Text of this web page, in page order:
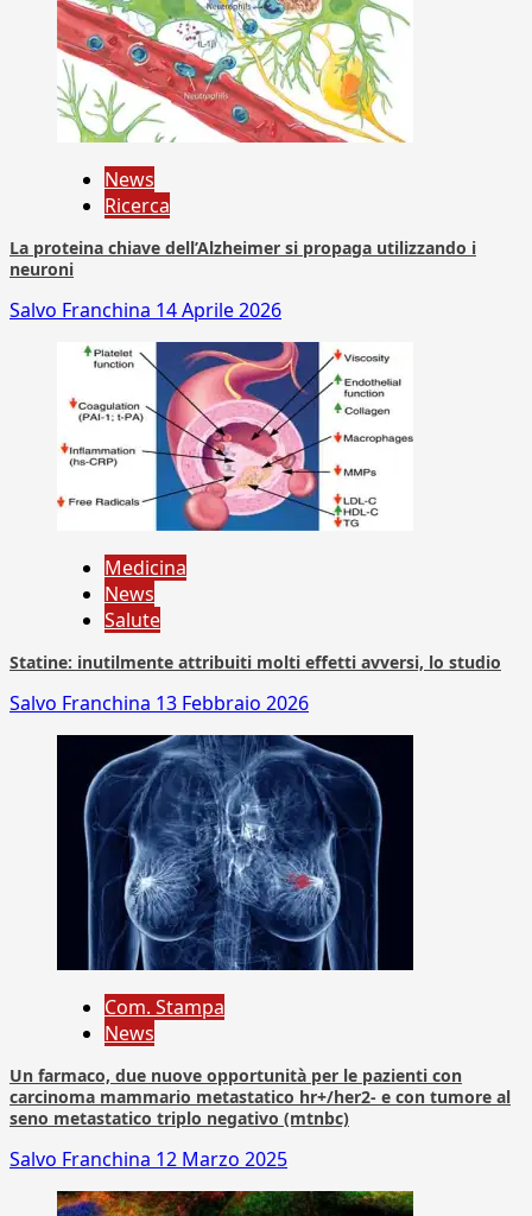
News
Ricerca
La proteina chiave dell’Alzheimer si propaga utilizzando i
neuroni
Salvo Franchina 14 Aprile 2026
Medicina
News
Salute
Statine: inutilmente attribuiti molti effetti avversi, lo studio
Salvo Franchina 13 Febbraio 2026
Com. Stampa
News
Un farmaco, due nuove opportunità per le pazienti con
carcinoma mammario metastatico hr+/her2- e con tumore al
seno metastatico triplo negativo (mtnbc)
Salvo Franchina 12 Marzo 2025